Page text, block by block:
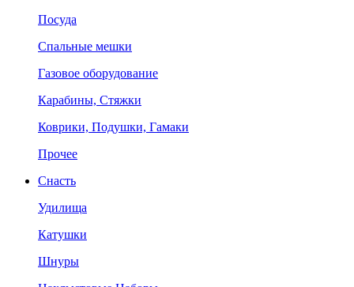
Посуда
Спальные мешки
Газовое оборудование
Карабины, Стяжки
Коврики, Подушки, Гамаки
Прочее
Снасть
Удилища
Катушки
Шнуры